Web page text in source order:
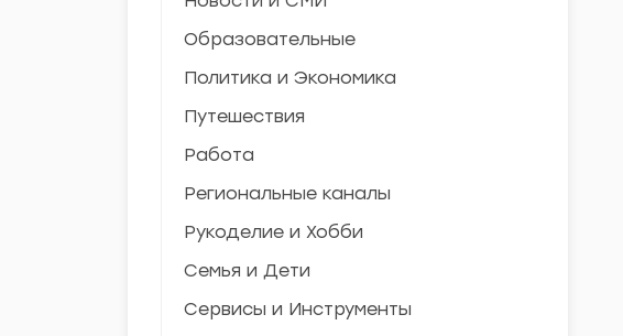
Образовательные
Политика и Экономика
Путешествия
Работа
Региональные каналы
Рукоделие и Хобби
Семья и Дети
Сервисы и Инструменты